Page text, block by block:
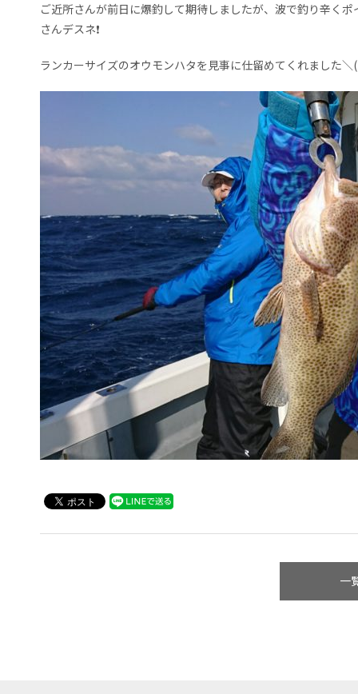
ご近所さんが前日に爆釣して期待しましたが、波で釣り辛く
さんデスネ❗
ランカーサイズのオウモンハタを見事に仕留めてくれました
一